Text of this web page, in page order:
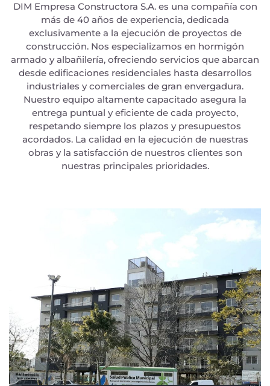
DIM Empresa Constructora S.A. es una compañía con
más de 40 años de experiencia, dedicada
exclusivamente a la ejecución de proyectos de
construcción. Nos especializamos en hormigón
armado y albañilería, ofreciendo servicios que abarcan
desde edificaciones residenciales hasta desarrollos
industriales y comerciales de gran envergadura.
Nuestro equipo altamente capacitado asegura la
entrega puntual y eficiente de cada proyecto,
respetando siempre los plazos y presupuestos
acordados. La calidad en la ejecución de nuestras
obras y la satisfacción de nuestros clientes son
nuestras principales prioridades.